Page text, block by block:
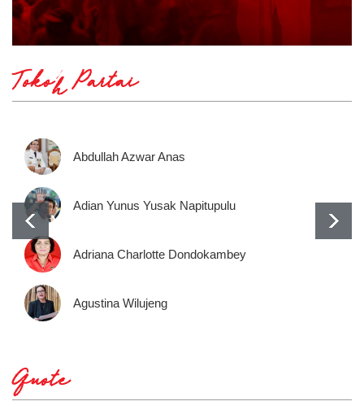
Tokoh Partai
Abdullah Azwar Anas
Adian Yunus Yusak Napitupulu
Adriana Charlotte Dondokambey
Agustina Wilujeng
Quote